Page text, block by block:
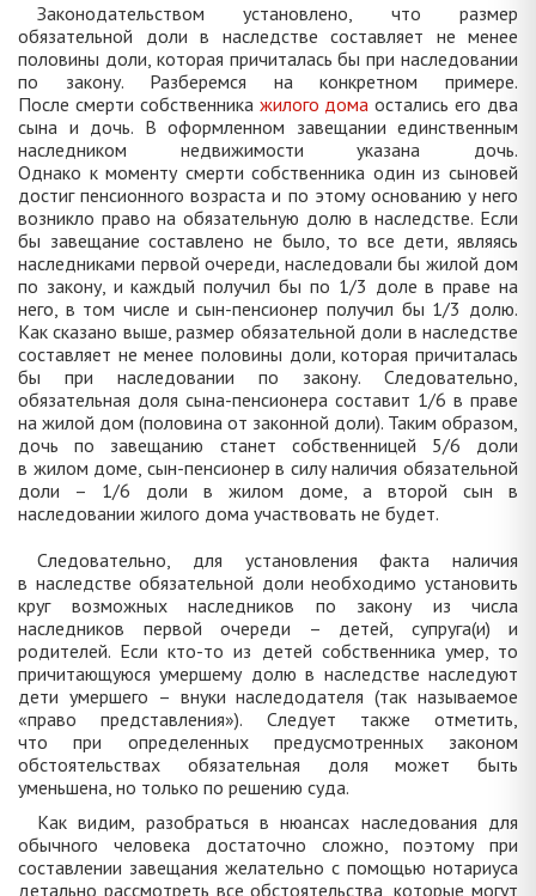
Законодательством установлено, что размер
обязательной доли в наследстве составляет не менее
половины доли, которая причиталась бы при наследовании
по закону. Разберемся на конкретном примере.
После смерти собственника жилого дома остались его два
сына и дочь. В оформленном завещании единственным
наследником недвижимости указана дочь.
Однако к моменту смерти собственника один из сыновей
достиг пенсионного возраста и по этому основанию у него
возникло право на обязательную долю в наследстве. Если
бы завещание составлено не было, то все дети, являясь
наследниками первой очереди, наследовали бы жилой дом
по закону, и каждый получил бы по 1/3 доле в праве на
него, в том числе и сын-пенсионер получил бы 1/3 долю.
Как сказано выше, размер обязательной доли в наследстве
составляет не менее половины доли, которая причиталась
бы при наследовании по закону. Следовательно,
обязательная доля сына-пенсионера составит 1/6 в праве
на жилой дом (половина от законной доли). Таким образом,
дочь по завещанию станет собственницей 5/6 доли
в жилом доме, сын-пенсионер в силу наличия обязательной
доли – 1/6 доли в жилом доме, а второй сын в
наследовании жилого дома участвовать не будет.
Следовательно, для установления факта наличия
в наследстве обязательной доли необходимо установить
круг возможных наследников по закону из числа
наследников первой очереди – детей, супруга(и) и
родителей. Если кто-то из детей собственника умер, то
причитающуюся умершему долю в наследстве наследуют
дети умершего – внуки наследодателя (так называемое
«право представления»). Следует также отметить,
что при определенных предусмотренных законом
обстоятельствах обязательная доля может быть
уменьшена, но только по решению суда.
Как видим, разобраться в нюансах наследования для
обычного человека достаточно сложно, поэтому при
составлении завещания желательно с помощью нотариуса
детально рассмотреть все обстоятельства, которые могут